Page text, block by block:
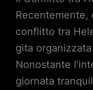
Recentemente,
conflitto tra
gita
Nonostante
giornata